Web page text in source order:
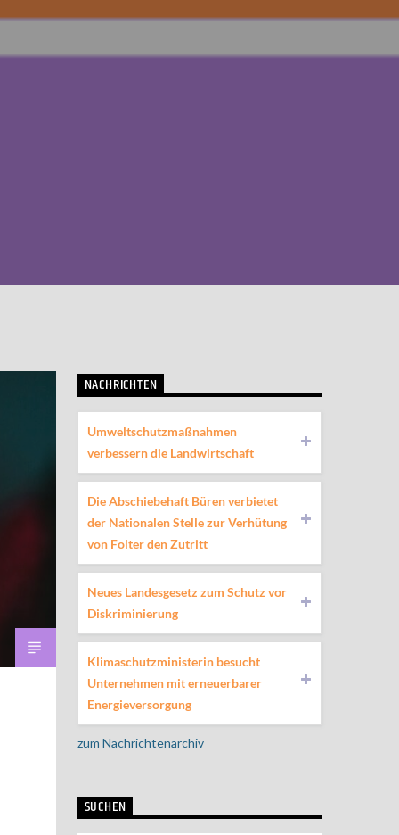
NACHRICHTEN
Umweltschutzmaßnahmen
verbessern die Landwirtschaft
Die Abschiebehaft Büren verbietet
der Nationalen Stelle zur Verhütung
von Folter den Zutritt
Neues Landesgesetz zum Schutz vor
Diskriminierung
Klimaschutzministerin besucht
Unternehmen mit erneuerbarer
Energieversorgung
zum Nachrichtenarchiv
SUCHEN